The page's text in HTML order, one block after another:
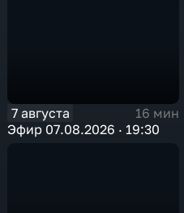
7 августа
16 мин
Эфир 07.08.2026 · 19:30